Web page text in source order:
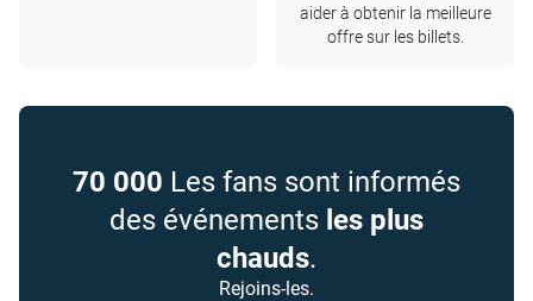
aider à obtenir la meilleure
offre sur les billets.
70 000 Les fans sont informés
des événements les plus
chauds.
Rejoins-les.